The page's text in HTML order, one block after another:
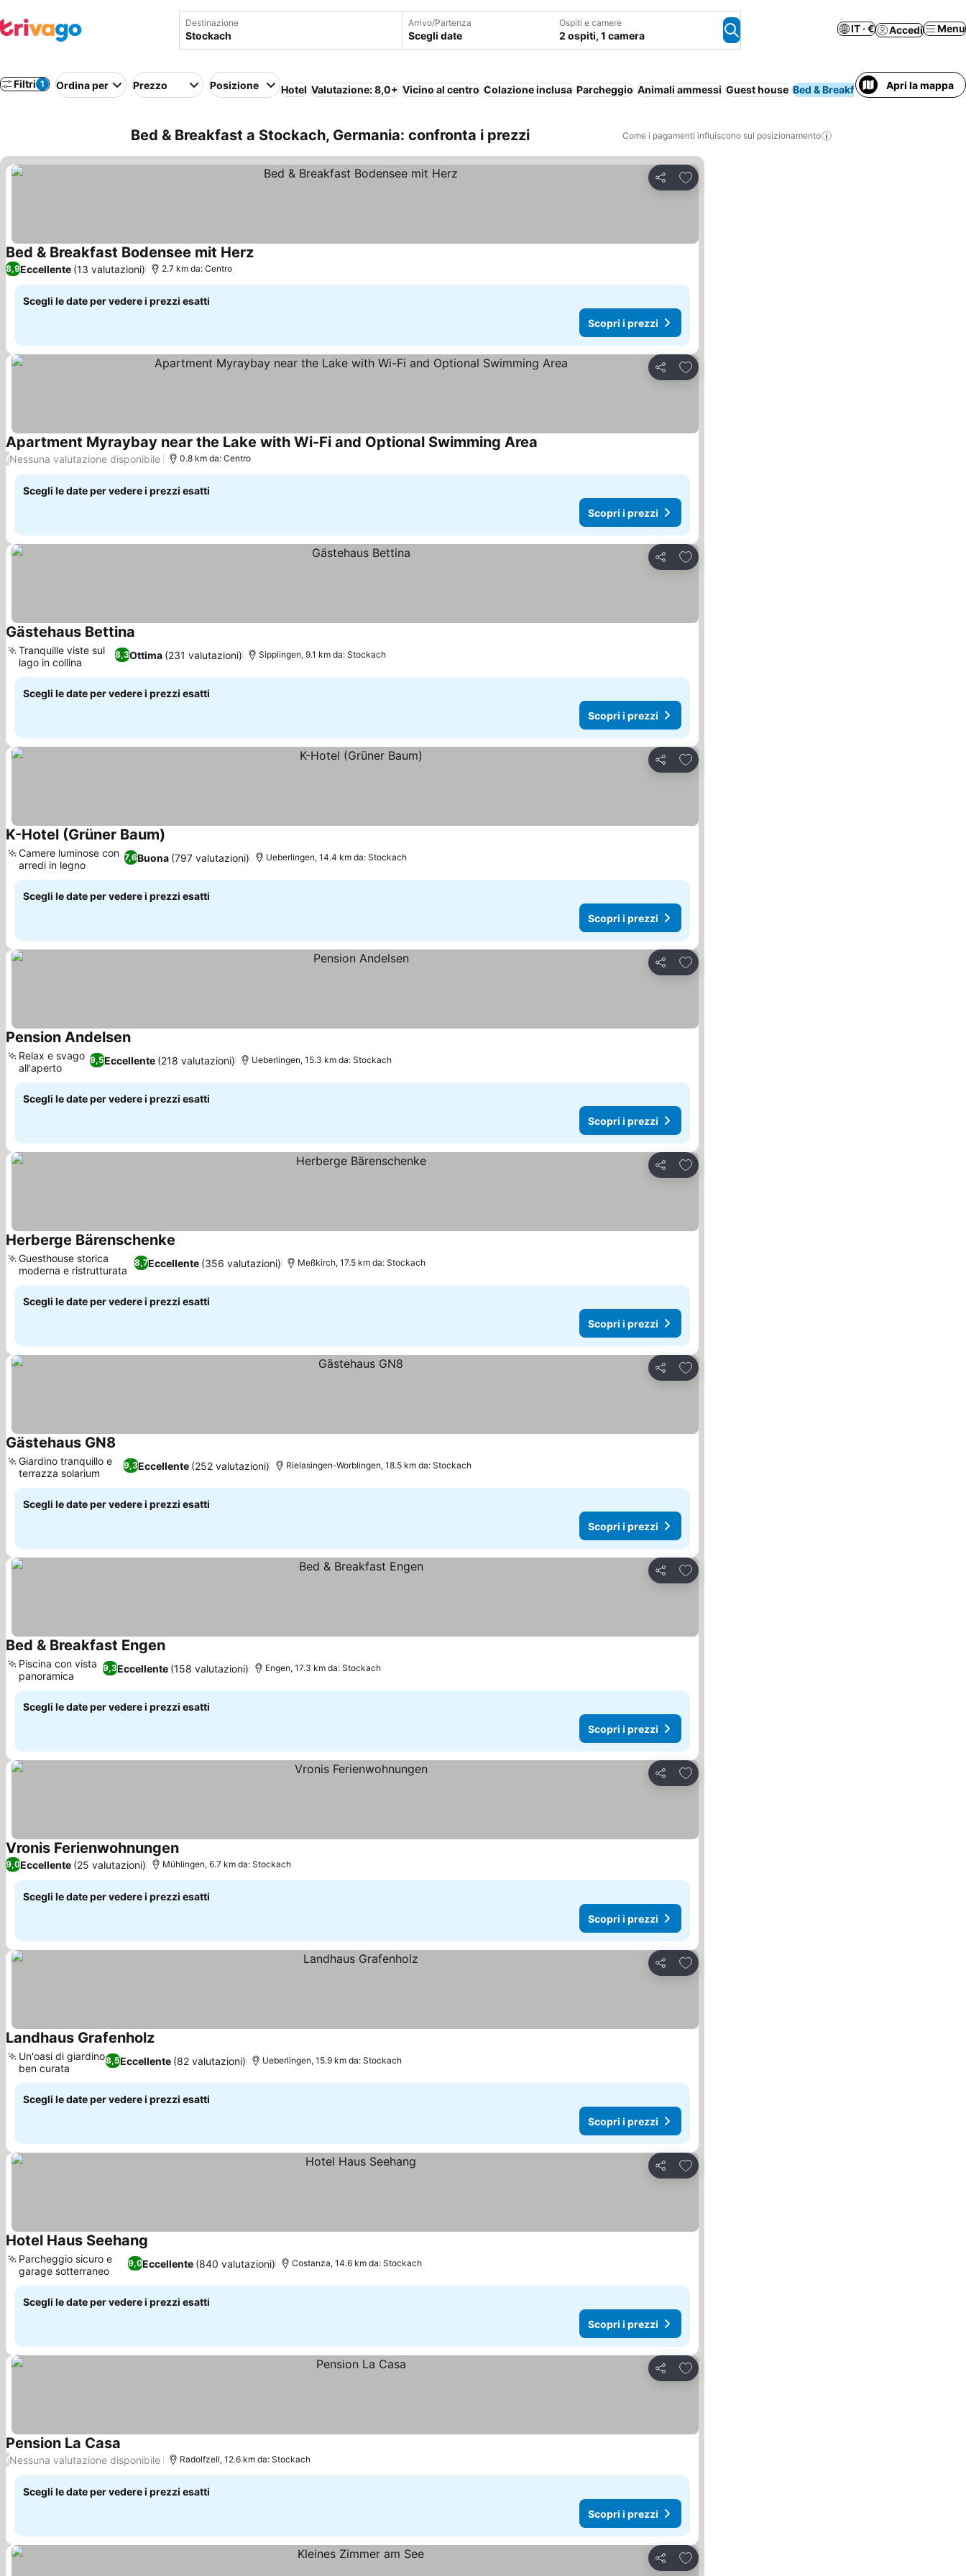
Destinazione Arrivo/Partenza
Scegli date
Ospiti e camere
2 ospiti, 1 camera
IT · € Accedi Menu
Filtri 1 Ordina per Prezzo Posizione Hotel Valutazione: 8,0+ Vicino al centro Colazione inclusa Parcheggio Animali ammessi Guest house Bed & Breakfast Intera casa/
Apri la mappa
Bed & Breakfast a Stockach, Germania: confronta i prezzi Come i pagamenti influiscono sul posizionamento
Condividi
Aggiungi ai preferiti
Bed & Breakfast Bodensee mit HerzScopri i prezzi
8,9Eccellente (13 valutazioni) 2.7 km da: Centro
Scegli le date per vedere i prezzi esatti
Scopri i prezzi
Condividi
Aggiungi ai preferiti
Apartment Myraybay near the Lake with Wi-Fi and Optional Swimming Area
/Nessuna valutazione disponibile 0.8 km da: Centro
Scegli le date per vedere i prezzi esatti
Scopri i prezzi
Condividi
Aggiungi ai preferiti
Gästehaus Bettina
8,3Ottima (231 valutazioni)
Tranquille viste sul
lago in collina
Sipplingen, 9.1 km da: Stockach
Scegli le date per vedere i prezzi esatti
Scopri i prezzi
Condividi
Aggiungi ai preferiti
K-Hotel (Grüner Baum)
7,6Buona (797 valutazioni)
Camere luminose con
arredi in legno
Ueberlingen, 14.4 km da: Stockach
Scegli le date per vedere i prezzi esatti
Scopri i prezzi
Condividi
Aggiungi ai preferiti
Pension AndelsenScopri i prezzi
9,5Eccellente (218 valutazioni)
Relax e svago
all'aperto
Ueberlingen, 15.3 km da: Stockach
Scegli le date per vedere i prezzi esatti
Scopri i prezzi
Condividi
Aggiungi ai preferiti
Herberge Bärenschenke
8,7Eccellente (356 valutazioni)
Guesthouse storica
moderna e ristrutturata
Meßkirch, 17.5 km da: Stockach
Scegli le date per vedere i prezzi esatti
Scopri i prezzi
Condividi
Aggiungi ai preferiti
Gästehaus GN8
9,3Eccellente (252 valutazioni)
Giardino tranquillo e
terrazza solarium
Rielasingen-Worblingen, 18.5 km da: Stockach
Scegli le date per vedere i prezzi esatti
Scopri i prezzi
Condividi
Aggiungi ai preferiti
Bed & Breakfast EngenScopri i prezzi
9,3Eccellente (158 valutazioni)
Piscina con vista
panoramica
Engen, 17.3 km da: Stockach
Scegli le date per vedere i prezzi esatti
Scopri i prezzi
Condividi
Aggiungi ai preferiti
Vronis FerienwohnungenScopri i prezzi
9,0Eccellente (25 valutazioni) Mühlingen, 6.7 km da: Stockach
Scegli le date per vedere i prezzi esatti
Scopri i prezzi
Condividi
Aggiungi ai preferiti
Landhaus GrafenholzScopri i prezzi
8,5Eccellente (82 valutazioni)
Un'oasi di giardino
ben curata
Ueberlingen, 15.9 km da: Stockach
Scegli le date per vedere i prezzi esatti
Scopri i prezzi
Condividi
Aggiungi ai preferiti
Hotel Haus Seehang
9,0Eccellente (840 valutazioni)
Parcheggio sicuro e
garage sotterraneo
Costanza, 14.6 km da: Stockach
Scegli le date per vedere i prezzi esatti
Scopri i prezzi
Condividi
Aggiungi ai preferiti
Pension La Casa Scopri i prezzi
/Nessuna valutazione disponibile Radolfzell, 12.6 km da: Stockach
Scegli le date per vedere i prezzi esatti
Scopri i prezzi
Condividi
Aggiungi ai preferiti